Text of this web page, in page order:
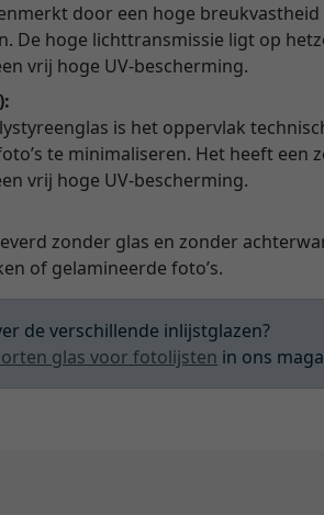
door een hoge
De hoge lichttransmissie ligt op
vrij hoge UV-bescherming.
is het oppervlak
te minimaliseren. Het heeft
vrij hoge UV-bescherming.
zonder glas en zonder
of gelamineerde foto’s.
de verschillende inlijstglazen?
glas voor fotolijsten in ons